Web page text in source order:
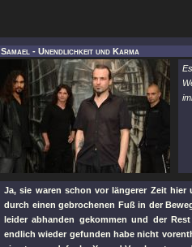
Samael - Unendlichkeit und Karma
Ja, sie waren schon vor längerer Zeit
durch einen gebrochenen Fuß in der
leider abhanden gekommen und der
endlich wieder gefunden habe nicht